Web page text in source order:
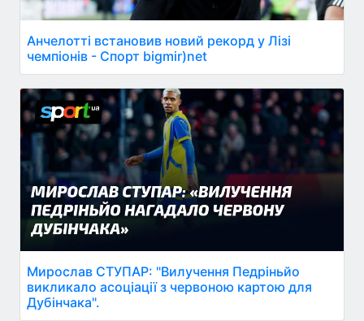
Анчелотті встановив новий рекорд у Лізі
чемпіонів - Спорт bigmir)net
Мирослав СТУПАР: "Вилучення Педріньйо
викликало асоціації з червоною картою для
Дубінчака".